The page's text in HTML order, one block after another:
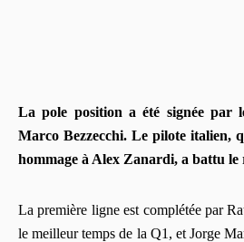
La pole position a été signée par
Marco Bezzecchi. Le pilote italien,
hommage à Alex Zanardi, a battu le
La première ligne est complétée par
le meilleur temps de la Q1, et Jorge